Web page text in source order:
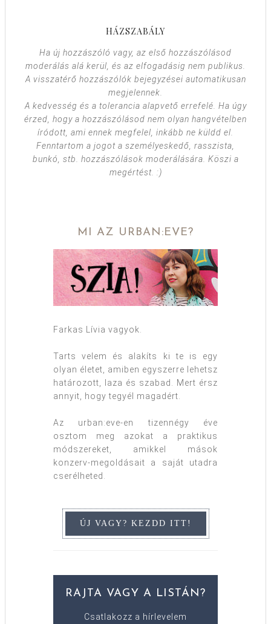
HÁZSZABÁLY
Ha új hozzászóló vagy, az első hozzászólásod
moderálás alá kerül, és az elfogadásig nem publikus.
A visszatérő hozzászólók bejegyzései automatikusan
megjelennek.
A kedvesség és a tolerancia alapvető errefelé. Ha úgy
érzed, hogy a hozzászólásod nem olyan hangvételben
íródott, ami ennek megfelel, inkább ne küldd el.
Fenntartom a jogot a személyeskedő, rasszista,
bunkó, stb. hozzászólások moderálására. Köszi a
megértést. :)
MI AZ URBAN:EVE?
Farkas Lívia vagyok.
Tarts velem és alakíts ki te is egy
olyan életet, amiben egyszerre lehetsz
határozott, laza és szabad. Mert érsz
annyit, hogy tegyél magadért.
Az urban:eve-en tizennégy éve
osztom meg azokat a praktikus
módszereket, amikkel mások
konzerv-megoldásait a saját utadra
cserélheted.
RAJTA VAGY A LISTÁN?
Csatlakozz a hírlevelem